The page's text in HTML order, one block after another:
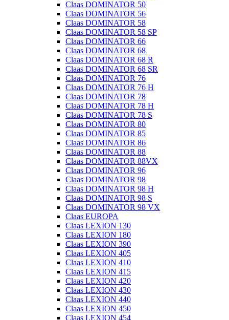
Claas DOMINATOR 50
Claas DOMINATOR 56
Claas DOMINATOR 58
Claas DOMINATOR 58 SP
Claas DOMINATOR 66
Claas DOMINATOR 68
Claas DOMINATOR 68 R
Claas DOMINATOR 68 SR
Claas DOMINATOR 76
Claas DOMINATOR 76 H
Claas DOMINATOR 78
Claas DOMINATOR 78 H
Claas DOMINATOR 78 S
Claas DOMINATOR 80
Claas DOMINATOR 85
Claas DOMINATOR 86
Claas DOMINATOR 88
Claas DOMINATOR 88VX
Claas DOMINATOR 96
Claas DOMINATOR 98
Claas DOMINATOR 98 H
Claas DOMINATOR 98 S
Claas DOMINATOR 98 VX
Claas EUROPA
Claas LEXION 130
Claas LEXION 180
Claas LEXION 390
Claas LEXION 405
Claas LEXION 410
Claas LEXION 415
Claas LEXION 420
Claas LEXION 430
Claas LEXION 440
Claas LEXION 450
Claas LEXION 454